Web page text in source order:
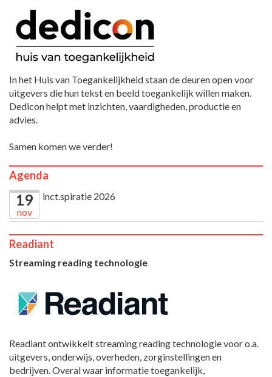
In het Huis van Toegankelijkheid staan de deuren open voor
uitgevers die hun tekst en beeld toegankelijk willen maken.
Dedicon helpt met inzichten, vaardigheden, productie en
advies.
Samen komen we verder!
Agenda
19
nov
inct.spiratie 2026
Readiant
Streaming reading technologie
Readiant ontwikkelt streaming reading technologie voor o.a.
uitgevers, onderwijs, overheden, zorginstellingen en
bedrijven. Overal waar informatie toegankelijk,